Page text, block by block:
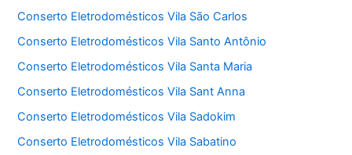
Conserto Eletrodomésticos Vila São Carlos
Conserto Eletrodomésticos Vila Santo Antônio
Conserto Eletrodomésticos Vila Santa Maria
Conserto Eletrodomésticos Vila Sant Anna
Conserto Eletrodomésticos Vila Sadokim
Conserto Eletrodomésticos Vila Sabatino